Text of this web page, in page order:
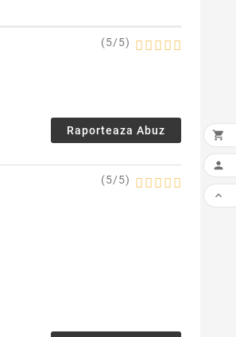
(5/5)
Raporteaza Abuz
(5/5)


